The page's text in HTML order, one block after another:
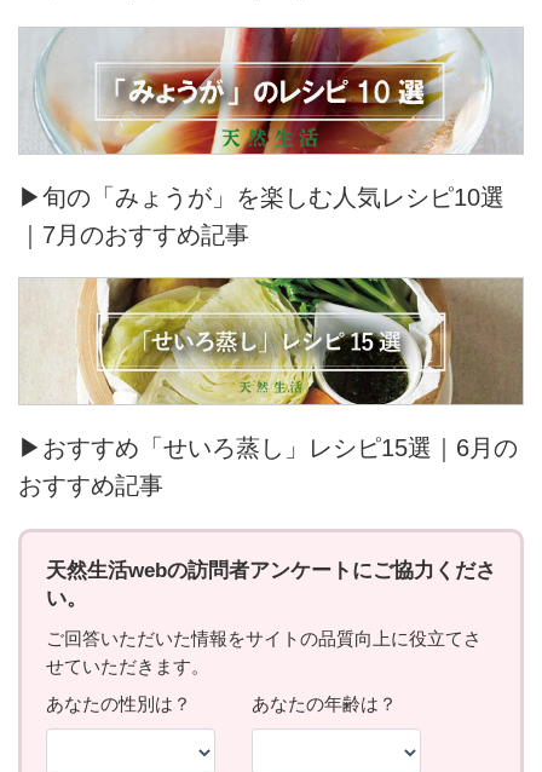
▶旬の「みょうが」を楽しむ人気レシピ10選
｜7月のおすすめ記事
▶おすすめ「せいろ蒸し」レシピ15選｜6月の
おすすめ記事